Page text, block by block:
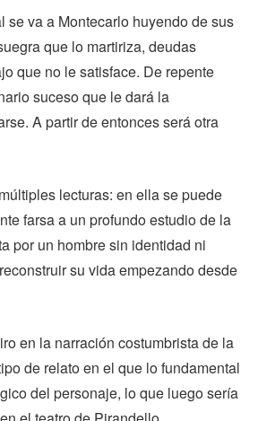
se va a Montecarlo huyendo de sus
que lo martiriza, deudas
que no le satisface. De repente
suceso que le dará la
A partir de entonces será otra
lecturas: en ella se puede
farsa a un profundo estudio de la
por un hombre sin identidad ni
su vida empezando desde
en la narración costumbrista de la
de relato en el que lo fundamental
del personaje, lo que luego sería